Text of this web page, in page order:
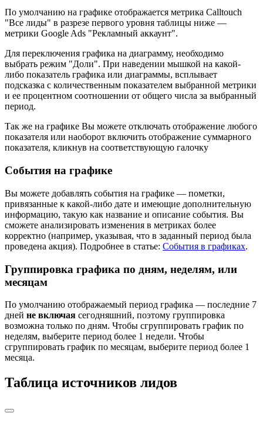
По умолчанию на графике отображается метрика Calltouch
"Все лиды" в разрезе первого уровня таблицы ниже —
метрики Google Ads "Рекламный аккаунт".
Для переключения графика на диаграмму, необходимо
выбрать режим "Доли". При наведении мышкой на какой-
либо показатель графика или диаграммы, всплывает
подсказка с количественным показателем выбранной метрики
и ее процентном соотношении от общего числа за выбранный
период.
Так же на графике Вы можете отключать отображение любого
показателя или наоборот включить отображение суммарного
показателя, кликнув на соответствующую галочку
События на графике
Вы можете добавлять события на графике — пометки,
привязанные к какой-либо дате и имеющие дополнительную
информацию, такую как название и описание события. Вы
сможете анализировать изменения в метриках более
корректно (например, указывая, что в заданный период была
проведена акция). Подробнее в статье: События в графиках.
Группировка графика по дням, неделям, или
месяцам
По умолчанию отображаемый период графика — последние 7
дней не включая сегодняшний, поэтому группировка
возможна только по дням. Чтобы сгруппировать график по
неделям, выберите период более 1 недели. Чтобы
сгруппировать график по месяцам, выберите период более 1
месяца.
Таблица источников лидов